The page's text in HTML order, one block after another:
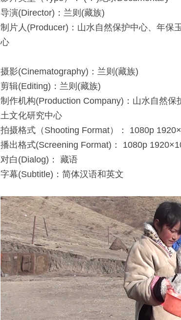
导演(Director)：兰则(藏族)
制片人(Producer)：山水自然保护中心、年保
心
摄影(Cinematography)：兰则(藏族)
剪辑(Editing)：兰则(藏族)
制作机构(Production Company)：山水自然
土文化研究中心
拍摄格式（Shooting Format）： 1080p
播出格式(Screening Format)： 1080p
对白(Dialog)： 藏语
字幕(Subtitle)：简体汉语和英文